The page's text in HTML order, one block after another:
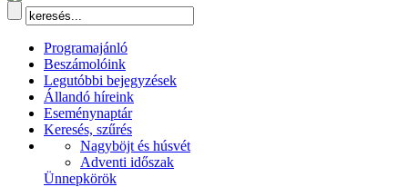
Programajánló
Beszámolóink
Legutóbbi bejegyzések
Állandó híreink
Eseménynaptár
Keresés, szűrés
Nagyböjt és húsvét
Adventi időszak
Ünnepkörök